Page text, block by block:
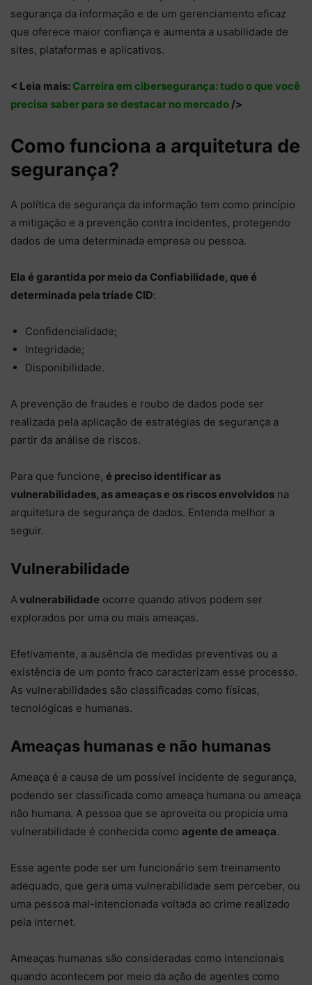
segurança da informação e de um gerenciamento eficaz
que oferece maior confiança e aumenta a usabilidade de
sites, plataformas e aplicativos.
< Leia mais: Carreira em cibersegurança: tudo o que você
precisa saber para se destacar no mercado />
Como funciona a arquitetura de
segurança?
A política de segurança da informação tem como princípio
a mitigação e a prevenção contra incidentes, protegendo
dados de uma determinada empresa ou pessoa.
Ela é garantida por meio da Confiabilidade, que é
determinada pela tríade CID:
Confidencialidade;
Integridade;
Disponibilidade.
A prevenção de fraudes e roubo de dados pode ser
realizada pela aplicação de estratégias de segurança a
partir da análise de riscos.
Para que funcione, é preciso identificar as
vulnerabilidades, as ameaças e os riscos envolvidos na
arquitetura de segurança de dados. Entenda melhor a
seguir.
Vulnerabilidade
Avulnerabilidade ocorre quando ativos podem ser
explorados por uma ou mais ameaças.
Efetivamente, a ausência de medidas preventivas ou a
existência de um ponto fraco caracterizam esse processo.
As vulnerabilidades são classificadas como físicas,
tecnológicas e humanas.
Ameaças humanas e não humanas
Ameaça é a causa de um possível incidente de segurança,
podendo ser classificada como ameaça humana ou ameaça
não humana. A pessoa que se aproveita ou propicia uma
vulnerabilidade é conhecida como agente de ameaça.
Esse agente pode ser um funcionário sem treinamento
adequado, que gera uma vulnerabilidade sem perceber, ou
uma pessoa mal-intencionada voltada ao crime realizado
pela internet.
Ameaças humanas são consideradas como intencionais
quando acontecem por meio da ação de agentes como